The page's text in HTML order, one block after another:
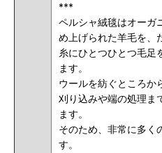
***
ペルシャ絨毯はオーガ
め上げられた羊毛を、
糸にひとつひとつ毛足
ます。
ウールを紡ぐところか
刈り込みや端の処理ま
ます。
そのため、非常に多く
す。